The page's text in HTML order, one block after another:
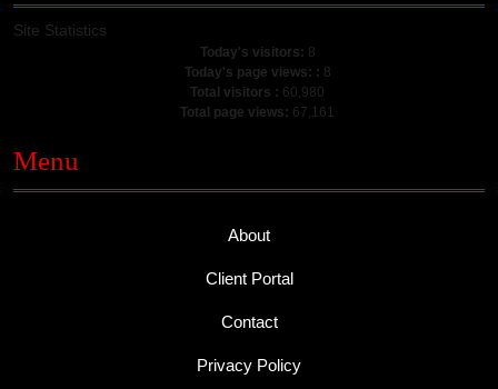
Site Statistics
Today's visitors: 8
Today's page views: : 8
Total visitors : 60,980
Total page views: 67,161
Menu
About
Client Portal
Contact
Privacy Policy